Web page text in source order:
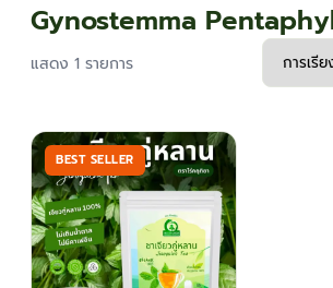
Gynostemma
แสดง 1 รายการ
BEST SELLER